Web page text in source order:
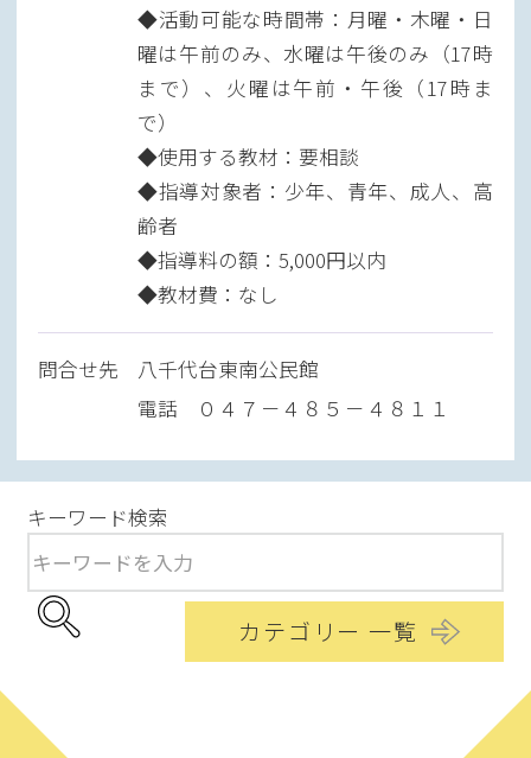
◆活動可能な時間帯：月曜・木曜・日
曜は午前のみ、水曜は午後のみ（17時
まで）、火曜は午前・午後（17時ま
で）
◆使用する教材：要相談
◆指導対象者：少年、青年、成人、高
齢者
◆指導料の額：5,000円以内
◆教材費：なし
問合せ先
八千代台東南公民館
電話
０４７－４８５－４８１１
キーワード検索
カテゴリー 一覧